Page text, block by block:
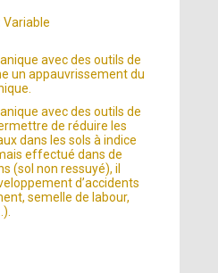
Variable
avec des outils de
un appauvrissement du
avec des outils de
de réduire les
dans les sols à indice
effectué dans de
(sol non ressuyé), il
d’accidents
semelle de labour,